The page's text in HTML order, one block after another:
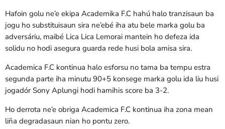
Hafoin golu ne’e ekipa Academika F.C hahú halo tranzisaun ba
jogu ho substituisaun sira ne’ebé iha atu bele marka golu ba
adversáriu, maibé Lica Lica Lemorai mantein ho defeza ida
solidu no hodi asegura guarda rede husi bola amisa sira.
Academica F.C kontinua halo esforsu no tama ba tempu estra
segunda parte iha minutu 90+5 konsege marka golu ida liu husi
jogadór Sony Aplungi hodi hamihis score ba 3-2.
Ho derrota ne’e obriga Academica F.C kontinua iha zona mean
liña degradasaun nian ho pontu zero.